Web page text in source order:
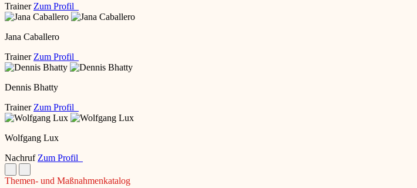
Trainer Zum Profil
Jana Caballero
Trainer Zum Profil
Dennis Bhatty
Trainer Zum Profil
Wolfgang Lux
Nachruf Zum Profil
Themen- und Maßnahmenkatalog